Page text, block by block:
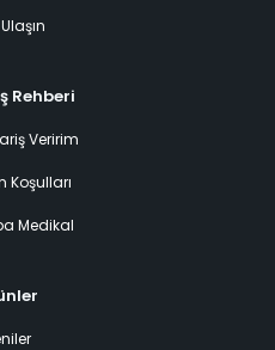
Rehberi
Veririm
Koşulları
Medikal